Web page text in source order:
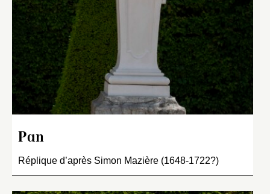
Pan
Réplique d’après Simon Mazière (1648-1722?)